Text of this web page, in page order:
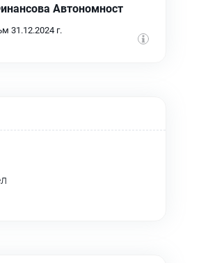
Автономност
31.12.2024 г.